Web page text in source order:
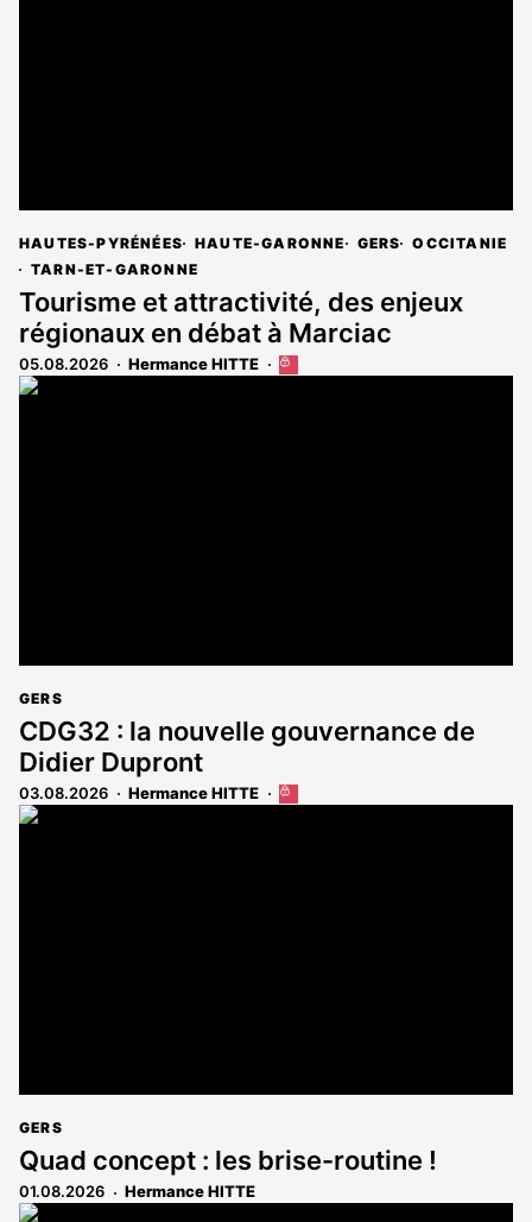
HAUTES-PYRÉNÉES HAUTE-GARONNE GERS
OCCITANIE
TARN-ET-GARONNE
Tourisme et attractivité, des enjeux
régionaux en débat à Marciac
05.08.2026 Hermance HITTE
Cet
GERS
CDG32 : la nouvelle gouvernance de
Didier Dupront
03.08.2026 Hermance HITTE
Cet
GERS
Quad concept : les brise-routine !
01.08.2026 Hermance HITTE